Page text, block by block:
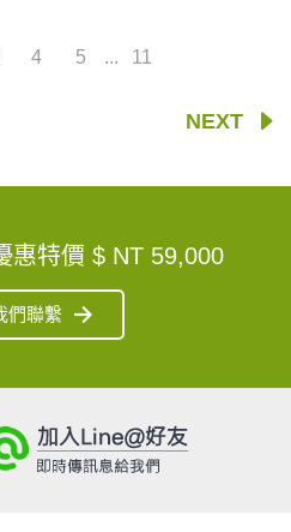
4 5 ... 11
NEXT
惠特價 $ NT 59,000
們聯繫